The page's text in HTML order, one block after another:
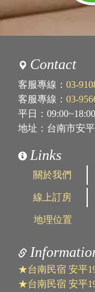
內容：
回覆：
不好
謝謝
Contact
客服專線： 03-
客服專線： 03-
平日：
地址：台南市安
Links
關於我們
線上訂房
地理位置
★台南民宿 安平
★台南民宿 安平